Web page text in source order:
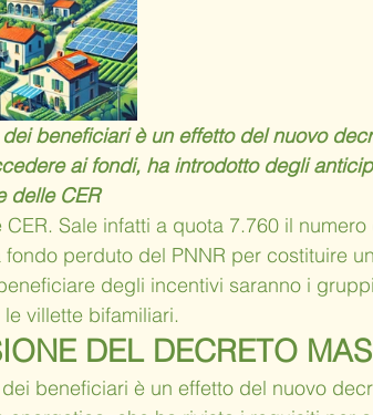
dei beneficiari è un effetto del nuovo
ai fondi, ha introdotto degli
delle CER
CER. Sale infatti a quota 7.760 il
perduto del PNNR per costituire
degli incentivi saranno i
villette bifamiliari.
DEL DECRETO
dei beneficiari è un effetto del nuovo